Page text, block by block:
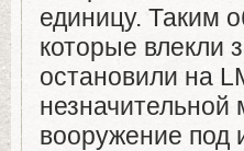
единицу. Таким
которые влекли
остановили на
вооружение под